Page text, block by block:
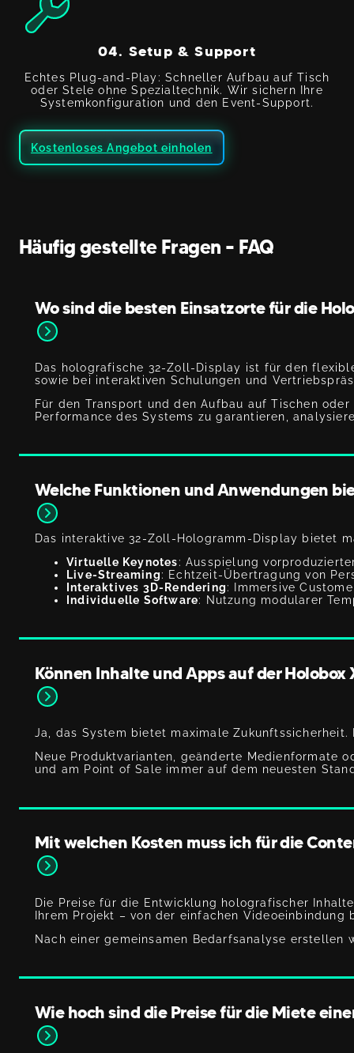
04. Setup & Support
Echtes Plug-and-Play: Schneller Aufbau auf Tisch
oder Stele ohne Spezialtechnik. Wir sichern Ihre
Systemkonfiguration und den Event-Support.
Kostenloses Angebot einholen
Häufig gestellte Fragen – FAQ
Wo sind die besten Einsatzorte für die
Das holografische 32-Zoll-Display ist für den
sowie bei interaktiven Schulungen und
Für den Transport und den Aufbau auf Tischen
Performance des Systems zu garantieren,
Welche Funktionen und Anwendungen
Das interaktive 32-Zoll-Hologramm-Display bietet
Virtuelle Keynotes: Ausspielung
Live-Streaming: Echtzeit-Übertragung von
Interaktives 3D-Rendering: Immersive
Individuelle Software: Nutzung modularer
Können Inhalte und Apps auf der
Ja, das System bietet maximale
Neue Produktvarianten, geänderte Medienformate
und am Point of Sale immer auf dem neuesten
Mit welchen Kosten muss ich für die
Die Preise für die Entwicklung holografischer
Ihrem Projekt – von der einfachen
Nach einer gemeinsamen Bedarfsanalyse
Wie hoch sind die Preise für die Miete